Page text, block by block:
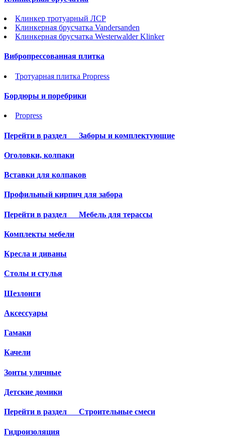
Клинкер тротуарный ЛСР
Клинкерная брусчатка Vandersanden
Клинкерная брусчатка Westerwalder Klinker
Вибропрессованная плитка
Тротуарная плитка Propress
Бордюры и поребрики
Propress
Перейти в раздел Заборы и комплектующие
Оголовки, колпаки
Вставки для колпаков
Профильный кирпич для забора
Перейти в раздел Мебель для терассы
Комплекты мебели
Кресла и диваны
Столы и стулья
Шезлонги
Аксессуары
Гамаки
Качели
Зонты уличные
Детские домики
Перейти в раздел Строительные смеси
Гидроизоляция